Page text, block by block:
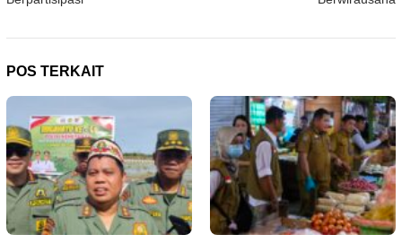
POS TERKAIT